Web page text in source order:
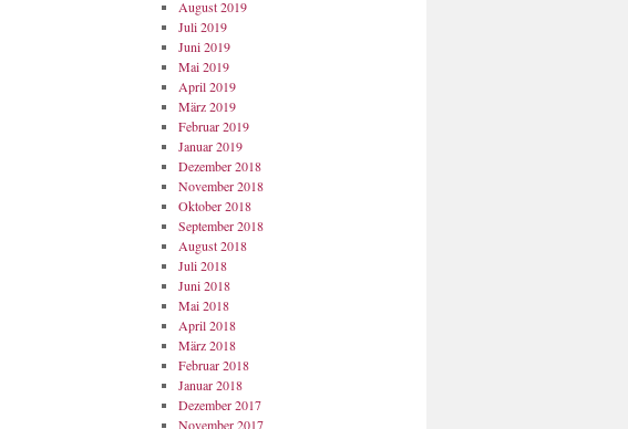
August 2019
Juli 2019
Juni 2019
Mai 2019
April 2019
März 2019
Februar 2019
Januar 2019
Dezember 2018
November 2018
Oktober 2018
September 2018
August 2018
Juli 2018
Juni 2018
Mai 2018
April 2018
März 2018
Februar 2018
Januar 2018
Dezember 2017
November 2017